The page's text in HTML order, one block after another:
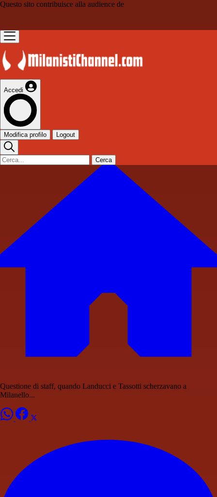
Questo sito contribuisce alla audience de
Accedi
Modifica profilo Logout
Cerca
Questione di staff, quando Landucci e Tassotti scherzavano a
Milanello...